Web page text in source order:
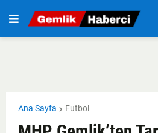
Ana Sayfa Futbol